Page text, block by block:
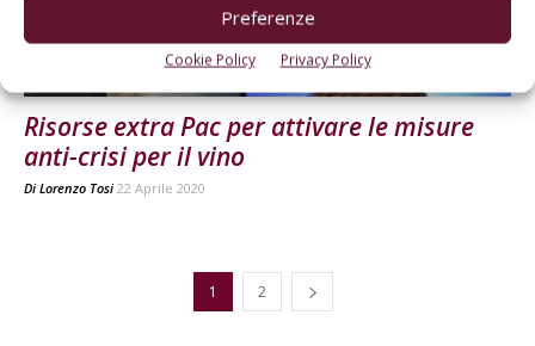
Preferenze
Cookie Policy Privacy Policy
Risorse extra Pac per attivare le misure
anti-crisi per il vino
Di Lorenzo Tosi 22 Aprile 2020
1 2